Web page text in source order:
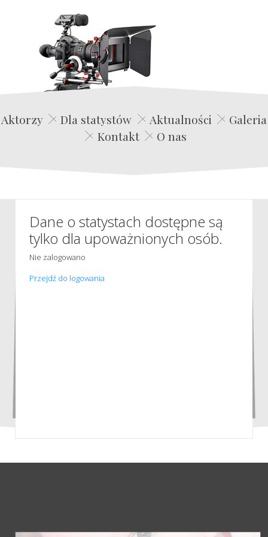
Edwin Film Agencja Aktorska
Aktorzy Dla statystów Aktualności
Galeria
Kontakt
O nas
Dane o statystach dostępne są
tylko dla upoważnionych osób.
Nie zalogowano
Przejdź do logowania